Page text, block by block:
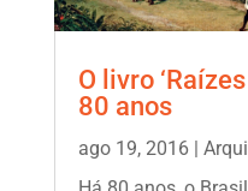
O livro
80 anos
ago 19, 2016|